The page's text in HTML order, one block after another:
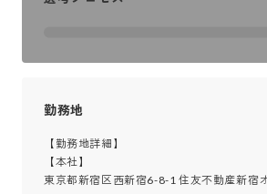
勤務地
【勤務地詳細】
【本社】
東京都新宿区西新宿6-8-1 住友不動産新宿